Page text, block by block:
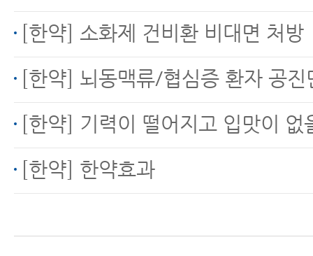
[한약] 소화제 건비환 비대면 처방
[한약] 뇌동맥류/협심증 환자 공진단 복
[한약] 기력이 떨어지고 입맛이 없
[한약] 한약효과